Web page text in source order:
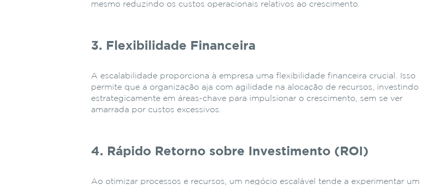
mesmo reduzindo os custos operacionais relativos ao crescimento.
3. Flexibilidade Financeira
A escalabilidade proporciona à empresa uma flexibilidade financeira crucial. Isso
permite que a organização aja com agilidade na alocação de recursos, investindo
estrategicamente em áreas-chave para impulsionar o crescimento, sem se ver
amarrada por custos excessivos.
4. Rápido Retorno sobre Investimento (ROI)
Ao otimizar processos e recursos, um negócio escalável tende a experimentar um